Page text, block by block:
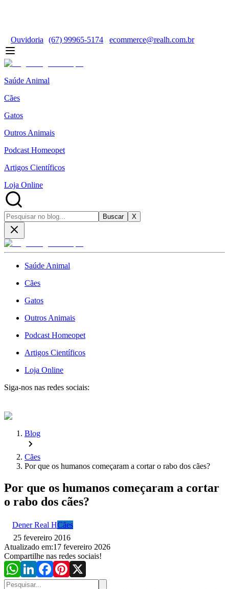
Ouvidoria (67) 99965-5174 ecommerce@realh.com.br
Saúde Animal
Cães
Gatos
Outros Animais
Podcast Homeopet
Artigos Científicos
Loja Online
Buscar X
Saúde Animal
Cães
Gatos
Outros Animais
Podcast Homeopet
Artigos Científicos
Loja Online
Siga-nos nas redes sociais:
Blog
Cães
Por que os humanos começaram a cortar o rabo dos cães?
Por que os humanos começaram a cortar
o rabo dos cães?
Dener Real HCães
25 fevereiro 2016
Atualizado em:17 fevereiro 2026
Compartilhe nas redes sociais!